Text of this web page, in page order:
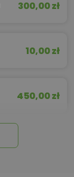
300,00 zł
10,00 zł
450,00 zł